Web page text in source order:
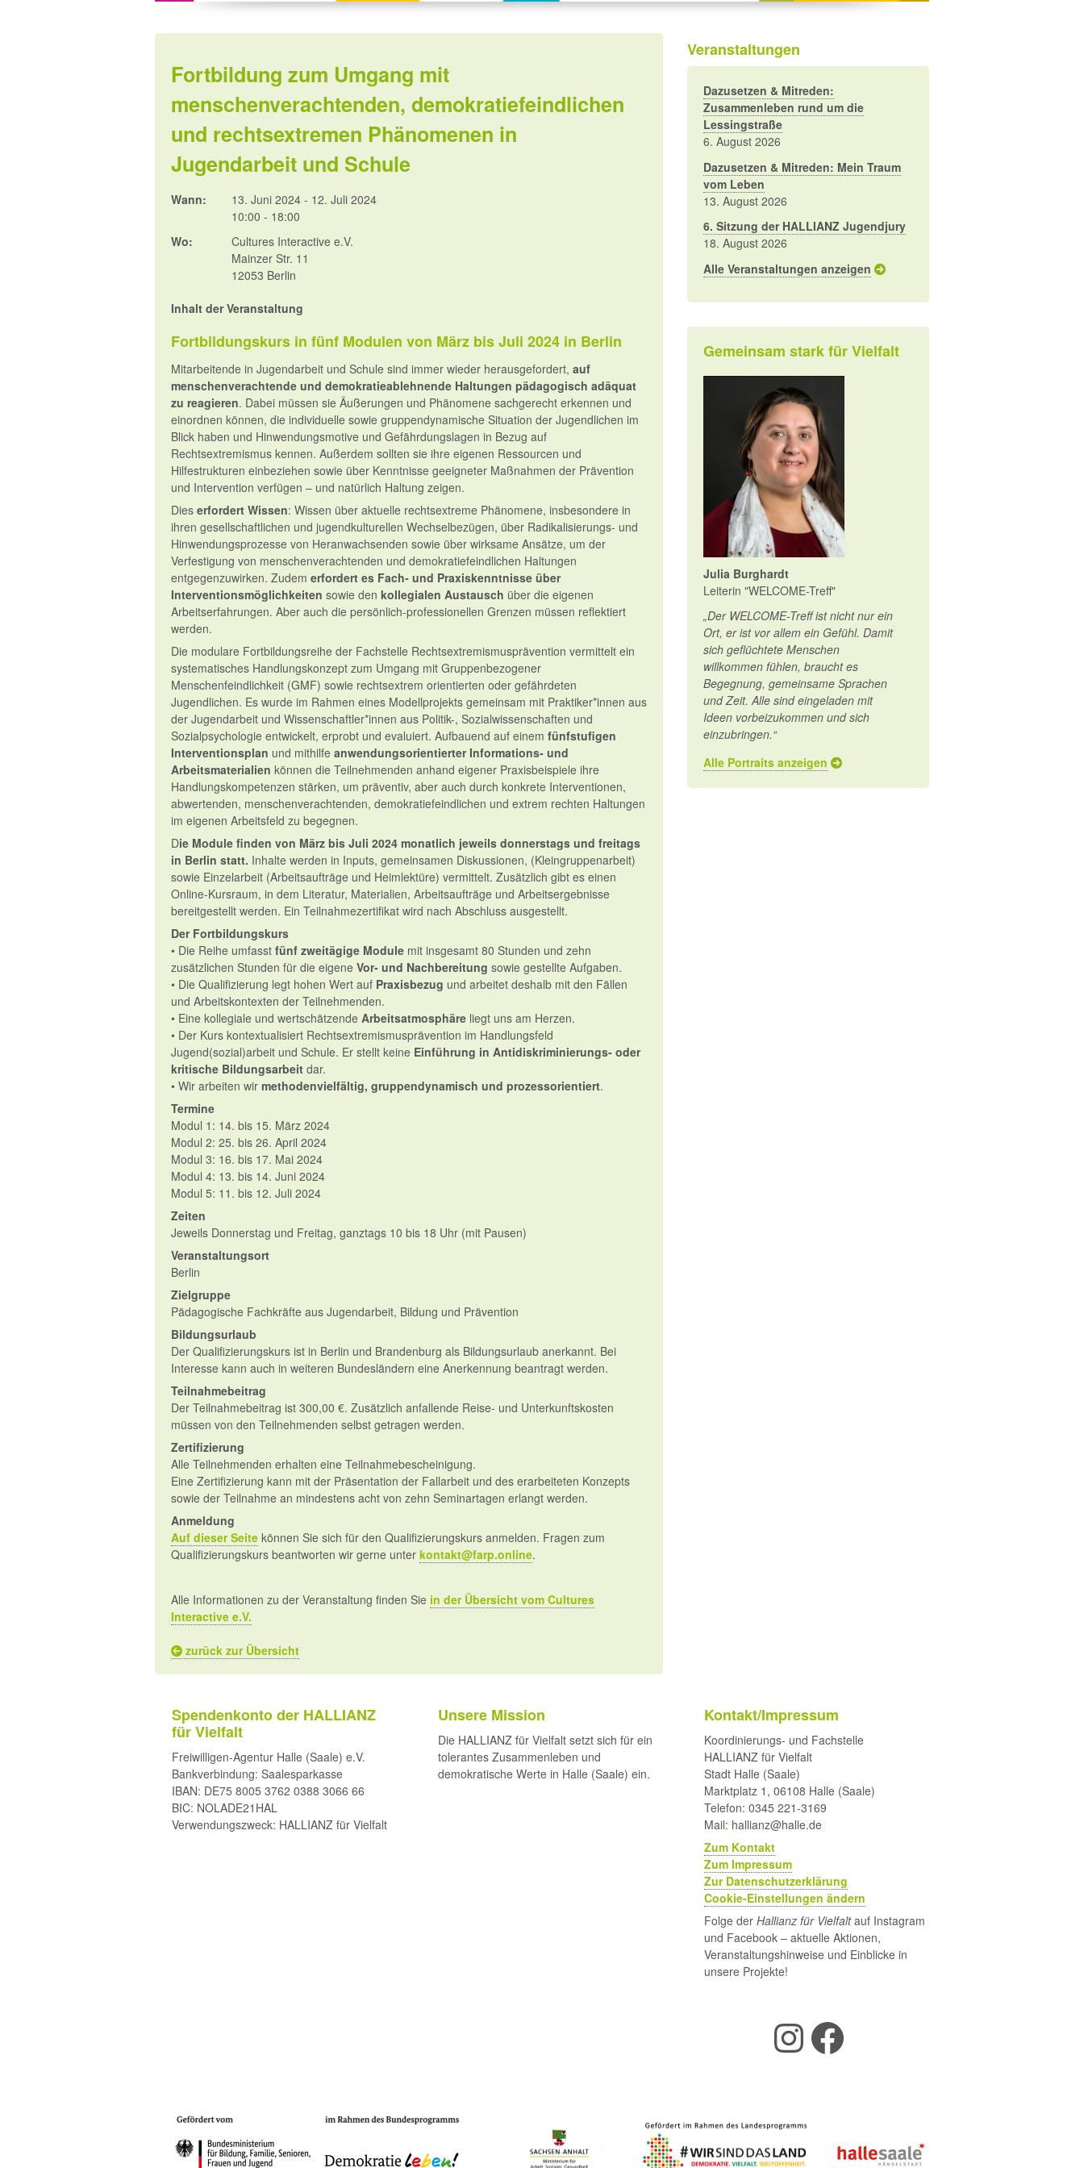
Fortbildung zum Umgang mit
menschenverachtenden, demokratiefeindlichen
und rechtsextremen Phänomenen in
Jugendarbeit und Schule
Wann:
13. Juni 2024 - 12. Juli 2024
10:00 - 18:00
Wo:
Cultures Interactive e.V.
Mainzer Str. 11
12053 Berlin
Inhalt der Veranstaltung
Fortbildungskurs in fünf Modulen von März bis Juli 2024 in Berlin
Mitarbeitende in Jugendarbeit und Schule sind immer wieder herausgefordert, auf
menschenverachtende und demokratieablehnende Haltungen pädagogisch adäquat
zu reagieren. Dabei müssen sie Äußerungen und Phänomene sachgerecht erkennen und
einordnen können, die individuelle sowie gruppendynamische Situation der Jugendlichen im
Blick haben und Hinwendungsmotive und Gefährdungslagen in Bezug auf
Rechtsextremismus kennen. Außerdem sollten sie ihre eigenen Ressourcen und
Hilfestrukturen einbeziehen sowie über Kenntnisse geeigneter Maßnahmen der Prävention
und Intervention verfügen – und natürlich Haltung zeigen.
Dies erfordert Wissen: Wissen über aktuelle rechtsextreme Phänomene, insbesondere in
ihren gesellschaftlichen und jugendkulturellen Wechselbezügen, über Radikalisierungs- und
Hinwendungsprozesse von Heranwachsenden sowie über wirksame Ansätze, um der
Verfestigung von menschenverachtenden und demokratiefeindlichen Haltungen
entgegenzuwirken. Zudem erfordert es Fach- und Praxiskenntnisse über
Interventionsmöglichkeiten sowie den kollegialen Austausch über die eigenen
Arbeitserfahrungen. Aber auch die persönlich-professionellen Grenzen müssen reflektiert
werden.
Die modulare Fortbildungsreihe der Fachstelle Rechtsextremismusprävention vermittelt ein
systematisches Handlungskonzept zum Umgang mit Gruppenbezogener
Menschenfeindlichkeit (GMF) sowie rechtsextrem orientierten oder gefährdeten
Jugendlichen. Es wurde im Rahmen eines Modellprojekts gemeinsam mit Praktiker*innen aus
der Jugendarbeit und Wissenschaftler*innen aus Politik-, Sozialwissenschaften und
Sozialpsychologie entwickelt, erprobt und evaluiert. Aufbauend auf einem fünfstufigen
Interventionsplan und mithilfe anwendungsorientierter Informations- und
Arbeitsmaterialien können die Teilnehmenden anhand eigener Praxisbeispiele ihre
Handlungskompetenzen stärken, um präventiv, aber auch durch konkrete Interventionen,
abwertenden, menschenverachtenden, demokratiefeindlichen und extrem rechten Haltungen
im eigenen Arbeitsfeld zu begegnen.
Die Module finden von März bis Juli 2024 monatlich jeweils donnerstags und freitags
in Berlin statt. Inhalte werden in Inputs, gemeinsamen Diskussionen, (Kleingruppenarbeit)
sowie Einzelarbeit (Arbeitsaufträge und Heimlektüre) vermittelt. Zusätzlich gibt es einen
Online-Kursraum, in dem Literatur, Materialien, Arbeitsaufträge und Arbeitsergebnisse
bereitgestellt werden. Ein Teilnahmezertifikat wird nach Abschluss ausgestellt.
Der Fortbildungskurs
• Die Reihe umfasst fünf zweitägige Module mit insgesamt 80 Stunden und zehn
zusätzlichen Stunden für die eigene Vor- und Nachbereitung sowie gestellte Aufgaben.
• Die Qualifizierung legt hohen Wert auf Praxisbezug und arbeitet deshalb mit den Fällen
und Arbeitskontexten der Teilnehmenden.
• Eine kollegiale und wertschätzende Arbeitsatmosphäre liegt uns am Herzen.
• Der Kurs kontextualisiert Rechtsextremismusprävention im Handlungsfeld
Jugend(sozial)arbeit und Schule. Er stellt keine Einführung in Antidiskriminierungs- oder
kritische Bildungsarbeit dar.
• Wir arbeiten wir methodenvielfältig, gruppendynamisch und prozessorientiert.
Termine
Modul 1: 14. bis 15. März 2024
Modul 2: 25. bis 26. April 2024
Modul 3: 16. bis 17. Mai 2024
Modul 4: 13. bis 14. Juni 2024
Modul 5: 11. bis 12. Juli 2024
Zeiten
Jeweils Donnerstag und Freitag, ganztags 10 bis 18 Uhr (mit Pausen)
Veranstaltungsort
Berlin
Zielgruppe
Pädagogische Fachkräfte aus Jugendarbeit, Bildung und Prävention
Bildungsurlaub
Der Qualifizierungskurs ist in Berlin und Brandenburg als Bildungsurlaub anerkannt. Bei
Interesse kann auch in weiteren Bundesländern eine Anerkennung beantragt werden.
Teilnahmebeitrag
Der Teilnahmebeitrag ist 300,00 €. Zusätzlich anfallende Reise- und Unterkunftskosten
müssen von den Teilnehmenden selbst getragen werden.
Zertifizierung
Alle Teilnehmenden erhalten eine Teilnahmebescheinigung.
Eine Zertifizierung kann mit der Präsentation der Fallarbeit und des erarbeiteten Konzepts
sowie der Teilnahme an mindestens acht von zehn Seminartagen erlangt werden.
Anmeldung
Auf dieser Seite können Sie sich für den Qualifizierungskurs anmelden. Fragen zum
Qualifizierungskurs beantworten wir gerne unter kontakt@farp.online.
Alle Informationen zu der Veranstaltung finden Sie in der Übersicht vom Cultures
Interactive e.V.
zurück zur Übersicht
Veranstaltungen
Dazusetzen & Mitreden:
Zusammenleben rund um die
Lessingstraße
6. August 2026
Dazusetzen & Mitreden: Mein Traum
vom Leben
13. August 2026
6. Sitzung der HALLIANZ Jugendjury
18. August 2026
Alle Veranstaltungen anzeigen
Gemeinsam stark für Vielfalt
Julia Burghardt
Leiterin "WELCOME-Treff"
„Der WELCOME-Treff ist nicht nur ein
Ort, er ist vor allem ein Gefühl. Damit
sich geflüchtete Menschen
willkommen fühlen, braucht es
Begegnung, gemeinsame Sprachen
und Zeit. Alle sind eingeladen mit
Ideen vorbeizukommen und sich
einzubringen.“
Alle Portraits anzeigen
Spendenkonto der HALLIANZ
für Vielfalt
Freiwilligen-Agentur Halle (Saale) e.V.
Bankverbindung: Saalesparkasse
IBAN: DE75 8005 3762 0388 3066 66
BIC: NOLADE21HAL
Verwendungszweck: HALLIANZ für Vielfalt
Unsere Mission
Die HALLIANZ für Vielfalt setzt sich für ein
tolerantes Zusammenleben und
demokratische Werte in Halle (Saale) ein.
Kontakt/Impressum
Koordinierungs- und Fachstelle
HALLIANZ für Vielfalt
Stadt Halle (Saale)
Marktplatz 1, 06108 Halle (Saale)
Telefon: 0345 221-3169
Mail: hallianz@halle.de
Zum Kontakt
Zum Impressum
Zur Datenschutzerklärung
Cookie-Einstellungen ändern
Folge der Hallianz für Vielfaltauf Instagram
und Facebook – aktuelle Aktionen,
Veranstaltungshinweise und Einblicke in
unsere Projekte!
Instagram
Facebook